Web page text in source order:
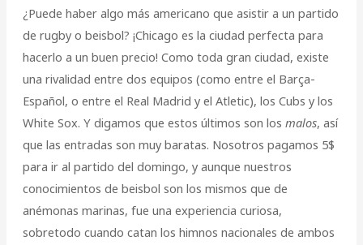
¿Puede haber algo más americano que asistir a un partido
de rugby o beisbol? ¡Chicago es la ciudad perfecta para
hacerlo a un buen precio! Como toda gran ciudad, existe
una rivalidad entre dos equipos (como entre el Barça-
Español, o entre el Real Madrid y el Atletic), los Cubs y los
White Sox. Y digamos que estos últimos son los malos, así
que las entradas son muy baratas. Nosotros pagamos 5$
para ir al partido del domingo, y aunque nuestros
conocimientos de beisbol son los mismos que de
anémonas marinas, fue una experiencia curiosa,
sobretodo cuando catan los himnos nacionales de ambos